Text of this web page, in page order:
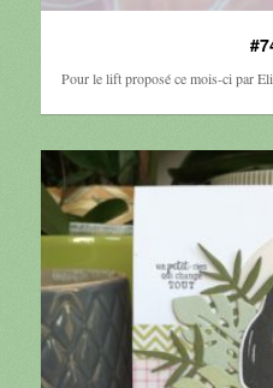
Pour le lift proposé ce mois-ci par